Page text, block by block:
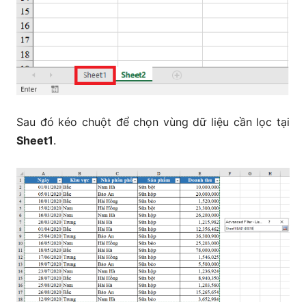
Sau đó kéo chuột để chọn vùng dữ liệu cần lọc tại
Sheet1.